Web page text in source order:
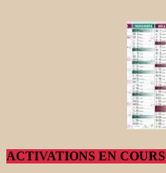
ACTIVATIONS EN COURS